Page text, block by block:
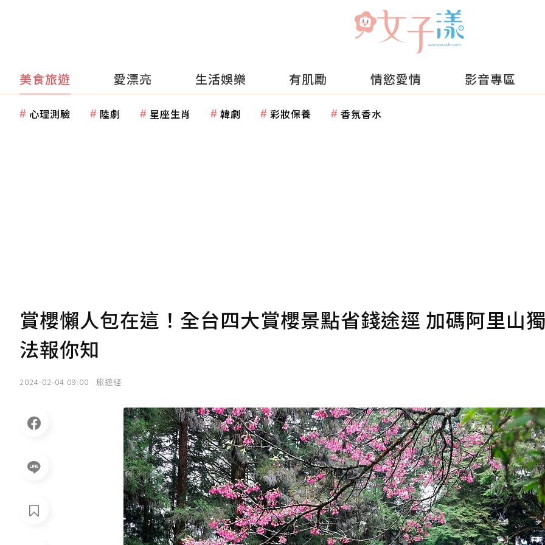
美食旅遊 愛漂亮 生活娛樂 有肌勵 情慾愛情 影音專區
心理測驗 陸劇 星座生肖 韓劇 彩妝保養 香氛香水
賞櫻懶人包在這！全台四大賞櫻景點省錢途逕 加碼阿里山
法報你知
2024-02-04 09:00 旅遊經